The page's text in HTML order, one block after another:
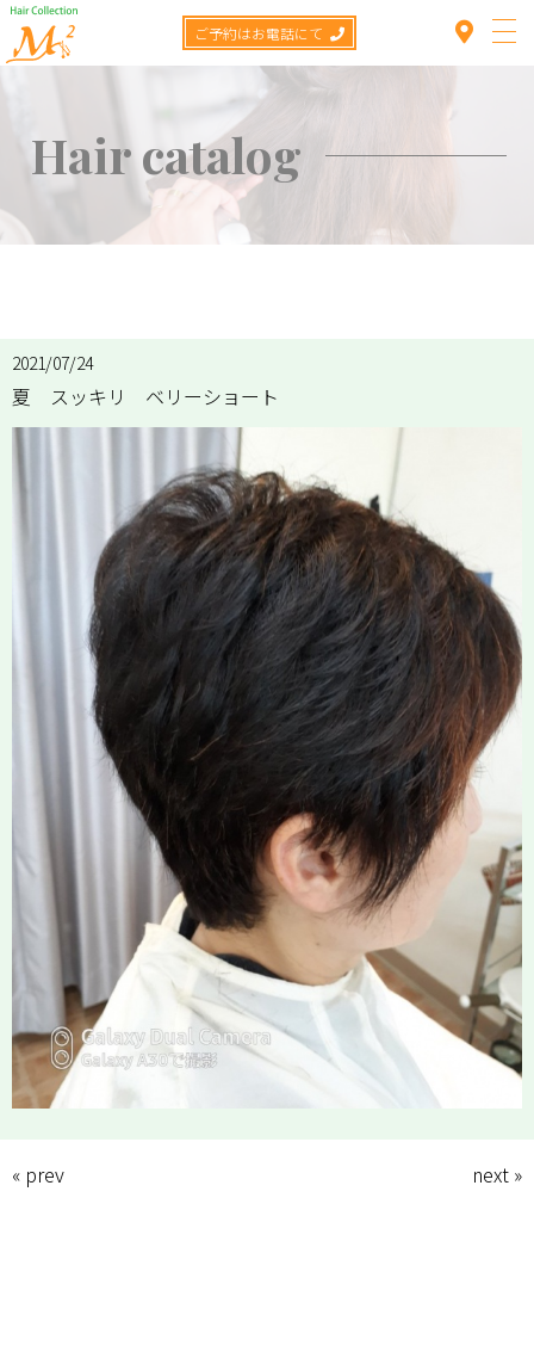
ご予約はお電話にて
Staff
Hair catalog
Item
News
Recruit
Access
Hair catalog
2021/07/24
夏 スッキリ ベリーショート
« prev next »